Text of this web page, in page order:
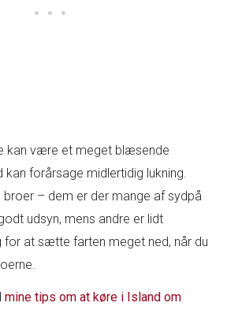
kan være et meget blæsende
forårsage midlertidig lukning.
broer – dem er der mange af sydpå
udsyn, mens andre er lidt
at sætte farten meget ned, når du
mine tips om at køre i Island om